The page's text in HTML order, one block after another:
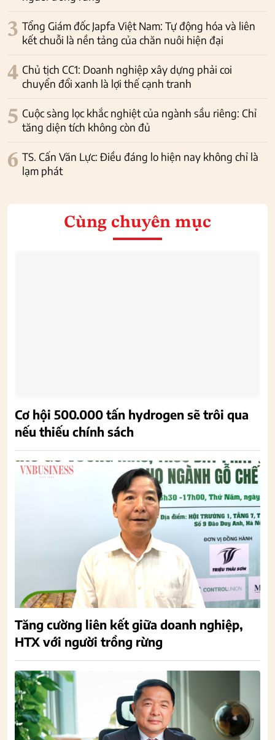
3 Tổng Giám đốc Japfa Việt Nam: Tự động hóa và liên
kết chuỗi là nền tảng của chăn nuôi hiện đại
4 Chủ tịch CC1: Doanh nghiệp xây dựng phải coi
chuyển đổi xanh là lợi thế cạnh tranh
5 Cuộc sàng lọc khắc nghiệt của ngành sầu riêng: Chỉ
tăng diện tích không còn đủ
6 TS. Cấn Văn Lực: Điều đáng lo hiện nay không chỉ là
lạm phát
Cùng chuyên mục
Cơ hội 500.000 tấn hydrogen sẽ trôi qua
nếu thiếu chính sách
Tăng cường liên kết giữa doanh nghiệp,
HTX với người trồng rừng